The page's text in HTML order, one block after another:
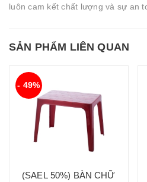
luôn cam kết chất lượng và sự an
SẢN PHẨM LIÊN QUAN
- 49%
(SAEL 50%) BÀN CHỮ